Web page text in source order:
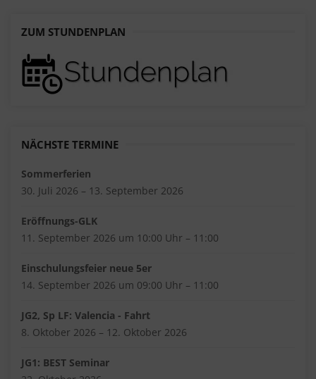
ZUM STUNDENPLAN
NÄCHSTE TERMINE
Sommerferien
30. Juli 2026 – 13. September 2026
Eröffnungs-GLK
11. September 2026 um 10:00 Uhr – 11:00
Einschulungsfeier neue 5er
14. September 2026 um 09:00 Uhr – 11:00
JG2, Sp LF: Valencia - Fahrt
8. Oktober 2026 – 12. Oktober 2026
JG1: BEST Seminar